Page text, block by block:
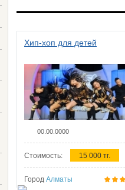
Хип-хоп для детей
00.00.0000
Стоимость: 15 000 тг.
Город Алматы